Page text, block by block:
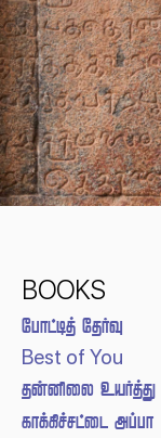
BOOKS
 
Best of You
 
 